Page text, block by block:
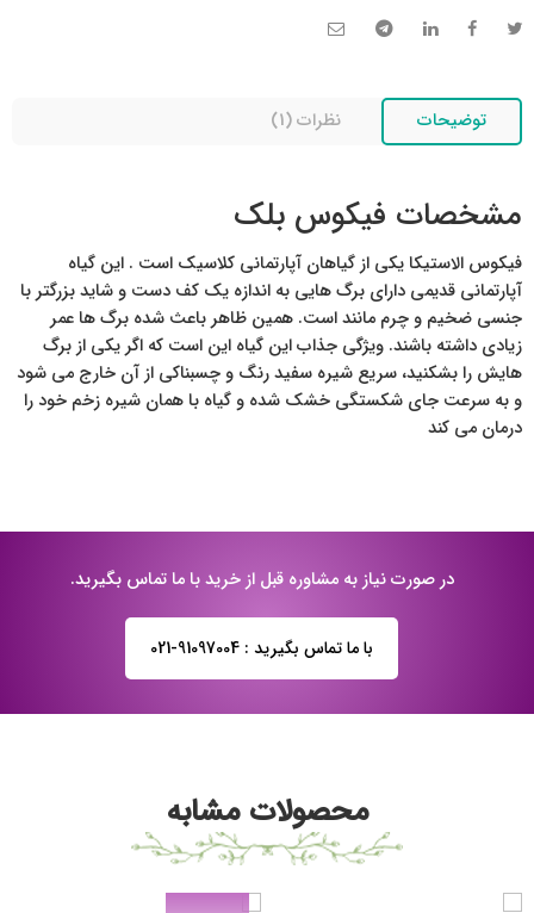
توضیحات نظرات (1)
مشخصات فیکوس بلک
فیکوس الاستیکا یکی از گیاهان آپارتمانی کلاسیک است . این گیاه
آپارتمانی قدیمی دارای برگ هایی به اندازه یک کف دست و شاید بزرگتر با
جنسی ضخیم و چرم مانند است. همین ظاهر باعث شده برگ ها عمر
زیادی داشته باشند. ویژگی جذاب این گیاه این است که اگر یکی از برگ
هایش را بشکنید، سریع شیره سفید رنگ و چسبناکی از آن خارج می شود
و به سرعت جای شکستگی خشک شده و گیاه با همان شیره زخم خود را
درمان می کند
در صورت نیاز به مشاوره قبل از خرید با ما تماس بگیرید.
با ما تماس بگیرید : 91097004-021
محصولات مشابه